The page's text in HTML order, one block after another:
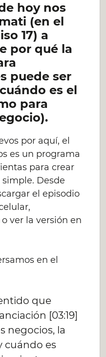
hoy nos
(en el
17) a
por qué la
puede ser
es el
para
por aquí, el
es un programa
para crear
Desde
el episodio
ver la versión en
en el
que
[03:19]
negocios, la
cuándo es